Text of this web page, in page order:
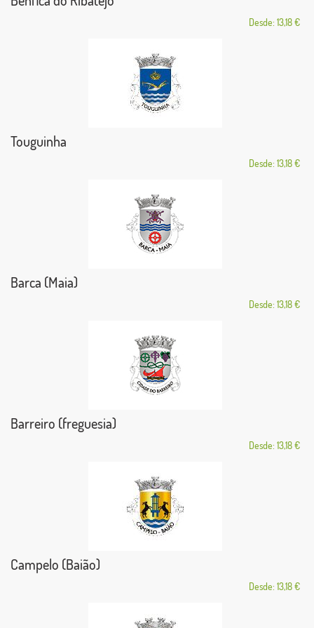
Desde: 13,18 €
Touguinha
Desde: 13,18 €
Barca (Maia)
Desde: 13,18 €
Barreiro (freguesia)
Desde: 13,18 €
Campelo (Baião)
Desde: 13,18 €